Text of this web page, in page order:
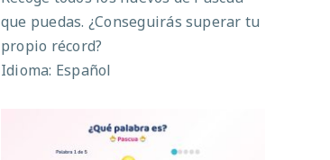
que puedas. ¿Conseguirás superar tu
propio récord?
Idioma: Español